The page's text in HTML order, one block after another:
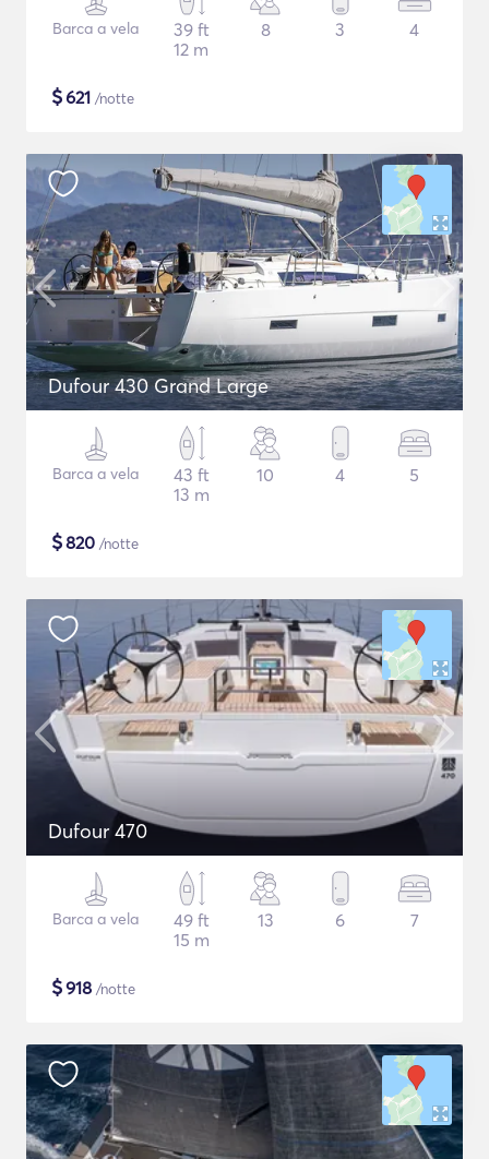
Barca a vela
39 ft
12 m
8 3 4
$621 /notte
Dufour 430 Grand Large
Barca a vela
43 ft
13 m
10 4 5
$820 /notte
Dufour 470
Barca a vela
49 ft
15 m
13 6 7
$918 /notte